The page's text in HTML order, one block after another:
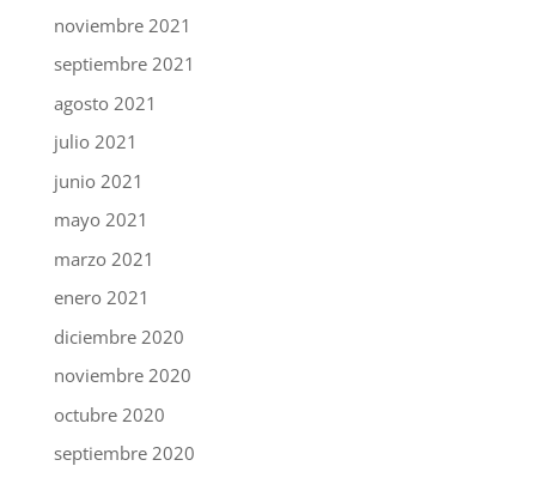
noviembre 2021
septiembre 2021
agosto 2021
julio 2021
junio 2021
mayo 2021
marzo 2021
enero 2021
diciembre 2020
noviembre 2020
octubre 2020
septiembre 2020